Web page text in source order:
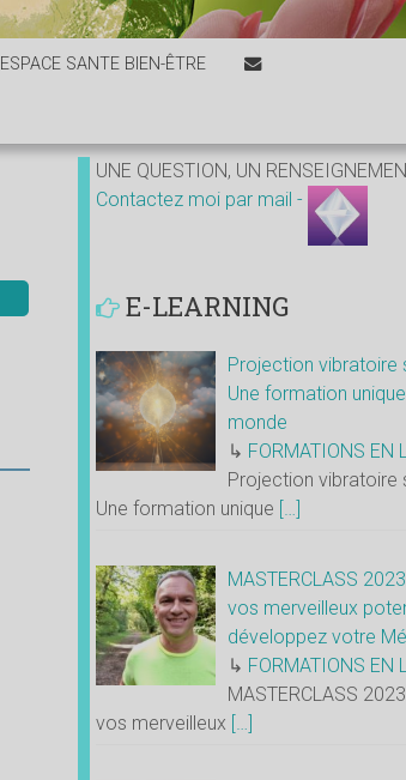
ESPACE SANTE BIEN-ÊTRE
UNE QUESTION, UN
Contactez moi par mail -
E-LEARNING
Projection vibratoire
Une formation
monde
↳ FORMATIONS EN
Projection vibratoire
Une formation unique […]
MASTERCLASS
vos merveilleux
développez votre
↳ FORMATIONS EN
MASTERCLASS
vos merveilleux […]